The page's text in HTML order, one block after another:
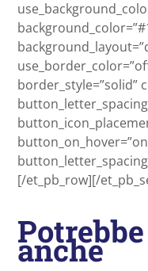
border_style=”solid”
[/et_pb_row][/
anche